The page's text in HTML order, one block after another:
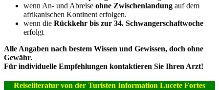
wenn An- und Abreise ohne Zwischenlandung auf dem
afrikanischen Kontinent erfolgen.
wenn die Rückkehr bis zur 34. Schwangerschaftwoche
erfolgt
Alle Angaben nach bestem Wissen und Gewissen, doch ohne
Gewähr.
Für individuelle Empfehlungen kontaktieren Sie Ihren Arzt!
Reiseliteratur von der Turisten Information Lucete Fortes